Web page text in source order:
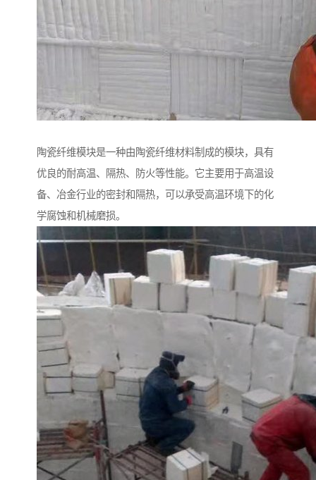
陶瓷纤维模块是一种由陶瓷纤维材料制成的模块，具有
优良的耐高温、隔热、防火等性能。它主要用于高温设
备、冶金行业的密封和隔热，可以承受高温环境下的化
学腐蚀和机械磨损。